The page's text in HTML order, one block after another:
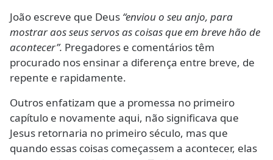
João escreve que Deus “enviou o seu anjo, para
mostrar aos seus servos as coisas que em breve hão de
acontecer”. Pregadores e comentários têm
procurado nos ensinar a diferença entre breve, de
repente e rapidamente.
Outros enfatizam que a promessa no primeiro
capítulo e novamente aqui, não significava que
Jesus retornaria no primeiro século, mas que
quando essas coisas começassem a acontecer, elas